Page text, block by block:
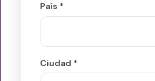
País *
Ciudad *